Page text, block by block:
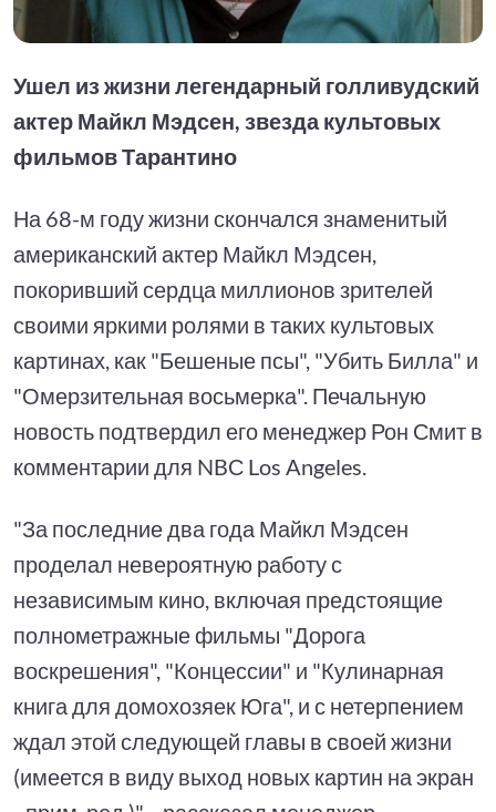
Ушел из жизни легендарный голливудский
актер Майкл Мэдсен, звезда культовых
фильмов Тарантино
На 68-м году жизни скончался знаменитый
американский актер Майкл Мэдсен,
покоривший сердца миллионов зрителей
своими яркими ролями в таких культовых
картинах, как "Бешеные псы", "Убить Билла" и
"Омерзительная восьмерка". Печальную
новость подтвердил его менеджер Рон Смит в
комментарии для NBС Los Angeles.
"За последние два года Майкл Мэдсен
проделал невероятную работу с
независимым кино, включая предстоящие
полнометражные фильмы "Дорога
воскрешения", "Концессии" и "Кулинарная
книга для домохозяек Юга", и с нетерпением
ждал этой следующей главы в своей жизни
(имеется в виду выход новых картин на экран